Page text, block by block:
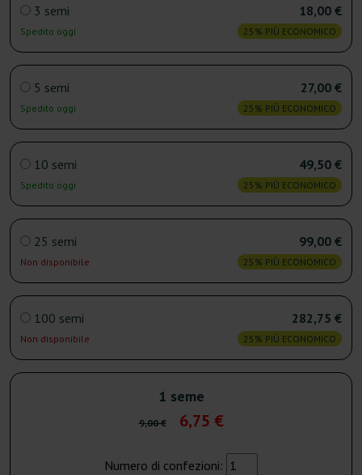
3 semi
Spedito oggi
18,00 €
25% PIÙ ECONOMICO
5 semi
Spedito oggi
27,00 €
25% PIÙ ECONOMICO
10 semi
Spedito oggi
49,50 €
25% PIÙ ECONOMICO
25 semi
Non disponibile
99,00 €
25% PIÙ ECONOMICO
100 semi
Non disponibile
282,75 €
25% PIÙ ECONOMICO
1 seme
9,00 € 6,75 €
Numero di confezioni: